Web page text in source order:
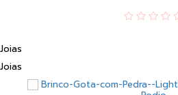
Joias
Joias